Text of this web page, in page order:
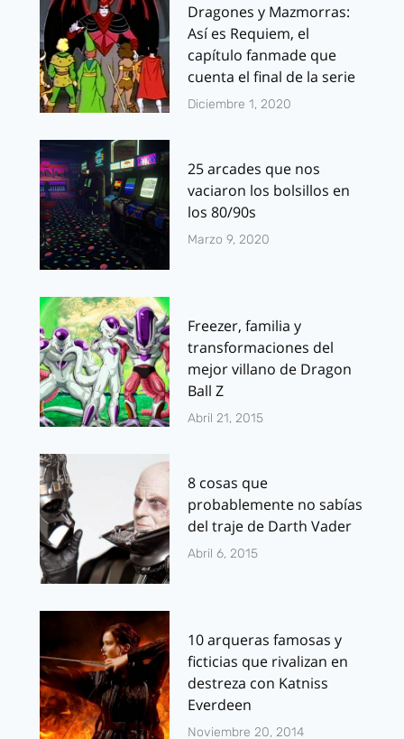
Dragones y Mazmorras:
Así es Requiem, el
capítulo fanmade que
cuenta el final de la serie
Diciembre 1, 2020
25 arcades que nos
vaciaron los bolsillos en
los 80/90s
Marzo 9, 2020
Freezer, familia y
transformaciones del
mejor villano de Dragon
Ball Z
Abril 21, 2015
8 cosas que
probablemente no sabías
del traje de Darth Vader
Abril 6, 2015
10 arqueras famosas y
ficticias que rivalizan en
destreza con Katniss
Everdeen
Noviembre 20, 2014